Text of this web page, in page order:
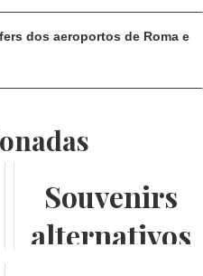
dos aeroportos de Roma e
Souvenirs
alternativos